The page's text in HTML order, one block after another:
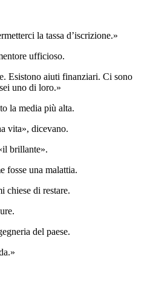
la tassa d’iscrizione.»
ufficioso.
Esistono aiuti finanziari. Ci sono
uno di loro.»
la media più alta.
vita», dicevano.
brillante».
fosse una malattia.
chiese di restare.
del paese.